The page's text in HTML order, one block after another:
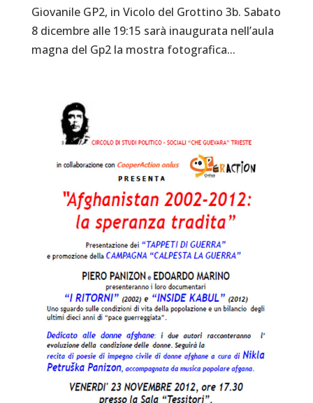
Giovanile GP2, in Vicolo del Grottino 3b. Sabato
8 dicembre alle 19:15 sarà inaugurata nell’aula
magna del Gp2 la mostra fotografica...